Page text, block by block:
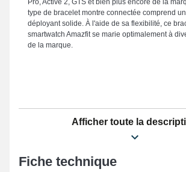
Pro, Active 2, GTS et bien plus encore de la
type de bracelet montre connectée comprend
déployant solide. À l'aide de sa flexibilité, ce
smartwatch Amazfit se marie optimalement à
de la marque.
Afficher toute la
Fiche technique